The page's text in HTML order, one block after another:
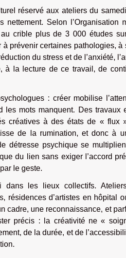
réservé aux ateliers du
Selon
crible plus de 3 000 études
prévenir certaines pathologies,
du stress et de l’anxiété,
à la lecture de ce travail, de
: créer mobilise
les mots manquent. Des
créatives à des états de « flux
de la rumination, et donc à
détresse psychique se
du lien sans exiger l’accord
le geste.
les lieux collectifs. Ateliers
résidences d’artistes en hôpital
cadre, une reconnaissance, et
précis : la créativité ne «
de la durée, et de